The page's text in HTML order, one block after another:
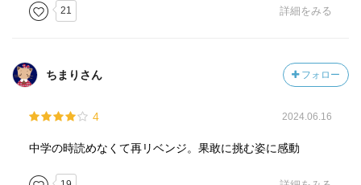
21 詳細をみる
ちまりさん フォロー
4 2024.06.16
中学の時読めなくて再リベンジ。果敢に挑む姿に感動